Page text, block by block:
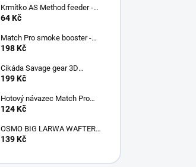
Krmítko AS Method feeder -
Větší
64 Kč
Match Pro smoke booster -
Mango (100 ml)
198 Kč
Cikáda Savage gear 3D
Cicada 3,3 cm, hnědá
199 Kč
Hotový návazec Match Pro
Masters M19 monofil/trn 8 ks
124 Kč
OSMO BIG LARWA WAFTER -
TOXIC (velká larva)
139 Kč